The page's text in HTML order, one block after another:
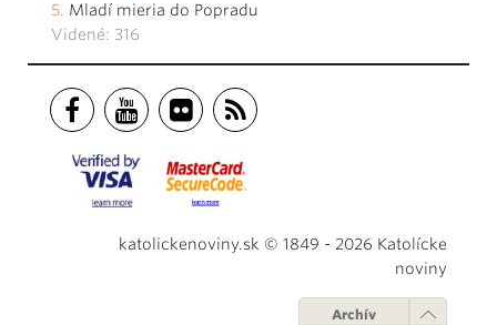
Mladí mieria do Popradu
Videné: 316
katolickenoviny.sk © 1849 - 2026 Katolícke
noviny
Archív